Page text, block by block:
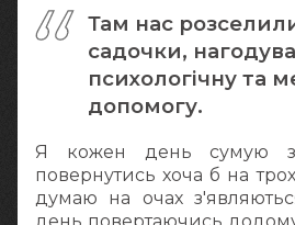
Там нас
садочки,
психологічну та
допомогу.
Я кожен день сумую
повернутись хоча б на
думаю на очах